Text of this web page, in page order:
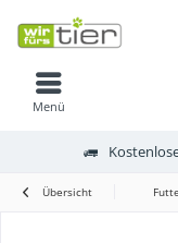
Menü
Übersicht